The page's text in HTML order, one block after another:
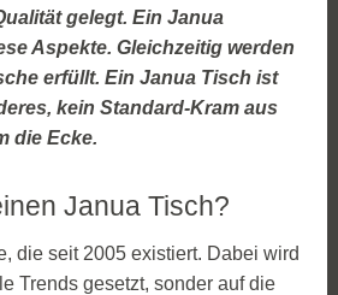
gelegt. Ein Janua
Aspekte. Gleichzeitig werden
erfüllt. Ein Janua Tisch ist
kein Standard-Kram aus
die Ecke.
Janua Tisch?
die seit 2005 existiert. Dabei wird
Trends gesetzt, sonder auf die